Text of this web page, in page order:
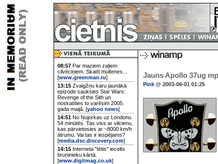
08:57 Par maziem zaļiem
cilvēciņiem. Skatīt multenes...
[www.greenman.ru]
13:15 Zvaigžņu karu jaunākā
epizode sauksies Star Wars:
Revenge of the Sith un
noskatīties to varēsim 2005.
gada maijā. [yahoo news]
14:51 No Ņujorkas uz Londonu
54 minūtēs. Tas viss ar vilcienu,
kas pārvietosies ar ~8000 km/h
ātrumu. Vai tas ir iespējams?
[media.dsc.discovery.com]
14:15 Interneta "tētis" iecelts
bruņinieku kārtā.
[www.digitmag.co.uk]
Jauns Apollo 37ug
Pink @ 2003-06-01 01:25